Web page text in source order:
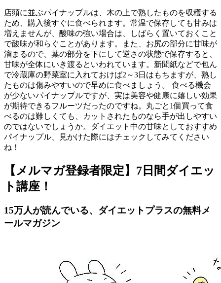
店頭に並ぶパイナップルは、木の上で熟したものを収穫する
ため、購入後すぐに食べられます。常温で保存しても甘みは
増えませんが、酸味の強い場合は、しばらく置いておくこと
で酸味が和らぐことがあります。また、お尻の部分に甘味が
溜まるので、葉の部分を下にして逆さの状態で保存すると、
甘味が全体にいき渡るといわれています。新聞紙などで包ん
で冷蔵庫の野菜室に入れておけば2～3日はもちますが、熟し
たものは傷みやすいので早めに食べましょう。 食べる機会
が少ないパイナップルですが、実は美容や健康に嬉しい効果
が期待できるフルーツだったのですね。丸ごと1個買って食
べるのは難しくても、カットされたものなら手が出しやすい
のではないでしょうか。ダイエット中の甘味としておすすめ
パイナップル、見かけた際にはチェックしてみてください
ね！
【メルマガ登録者限定】7日間ダイエッ
ト講座！
15万人が読んでいる、ダイエットプラスの無料メ
ールマガジン